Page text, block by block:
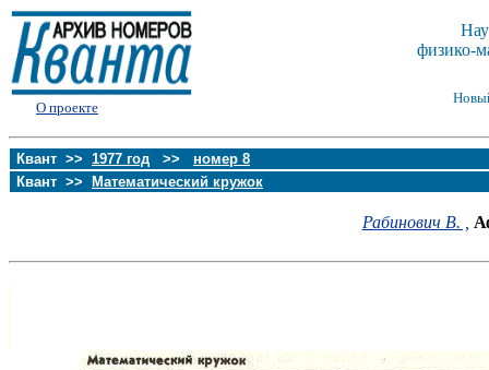
О проекте
физико-
Квант >> 1977 год >> номер 8
Квант >>
Математический кружок
Рабинович В. ,